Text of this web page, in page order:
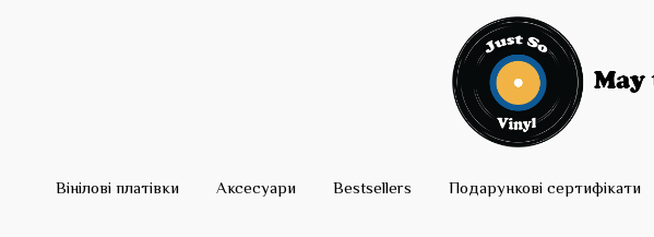
Вінілові платівки Аксесуари Bestsellers Подарункові сертифікати